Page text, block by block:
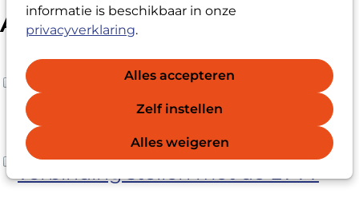
informatie is beschikbaar in onze
privacyverklaring.
Alles accepteren
Zelf instellen
Alles weigeren
Andere organisaties
Welke relatie heeft de LVV met
andere organisaties?
De LVV onderhoudt contacten met, onder andere
en in willekeurige volgorde: het ministerie van
Veiligheid, Huis van de Klokkenluiders,
Kan elke organisatie zich in
verbinding stellen met de LVV?